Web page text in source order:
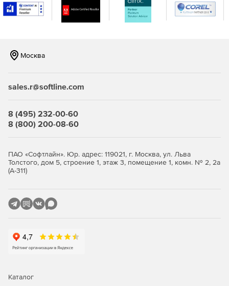
другие бонусы.
Москва
sales.r@softline.com
8 (495) 232-00-60
8 (800) 200-08-60
ПАО «Софтлайн». Юр. адрес: 119021, г. Москва, ул. Льва
Толстого, дом 5, строение 1, этаж 3, помещение 1, комн. № 2, 2а
(А-311)
Каталог